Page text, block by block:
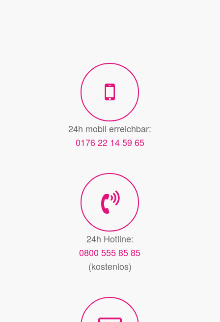
24h mobil erreichbar:
0176 22 14 59 65
24h Hotline:
0800 555 85 85
(kostenlos)